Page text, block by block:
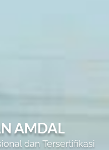
AMDAL
dan Tersertifikasi